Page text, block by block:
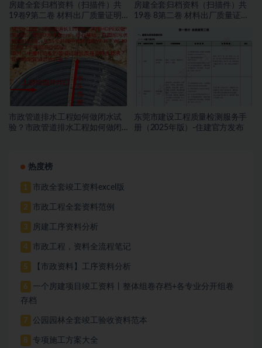
房建全套归档资料（扫描件）共
19卷9第二卷 材料出厂质量证明
文件及进场复试报告 6.8册
房建全套归档资料（扫描件）共
19卷 8第二卷 材料出厂质量证明
市政管道排水工程如何做闭水试
验？市政管道排水工程如何做闭
东莞市建设工程质量检测服务手
册（2025年版）-住建官方发布
热度榜
1 市政全套竣工资料excel版
2 市政工程全套资料范例
3 房建工序资料分析
4 市政工程，资料全流程笔记
5 【市政资料】工序资料分析
6
一个房建项目竣工资料丨整体组卷存档+各专业分开组卷
存档
7 公园园林全套竣工验收资料范本
8 专项施工方案大全